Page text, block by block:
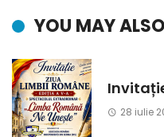
YOU MAY
28 iulie